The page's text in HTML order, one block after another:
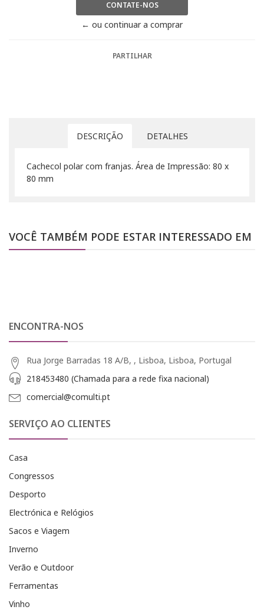
CONTATE-NOS
← ou continuar a comprar
PARTILHAR
DESCRIÇÃO DETALHES
Cachecol polar com franjas. Área de Impressão: 80 x
80 mm
VOCÊ TAMBÉM PODE ESTAR INTERESSADO EM
ENCONTRA-NOS
Rua Jorge Barradas 18 A/B, , Lisboa, Lisboa, Portugal
218453480 (Chamada para a rede fixa nacional)
comercial@comulti.pt
SERVIÇO AO CLIENTES
Casa
Congressos
Desporto
Electrónica e Relógios
Sacos e Viagem
Inverno
Verão e Outdoor
Ferramentas
Vinho